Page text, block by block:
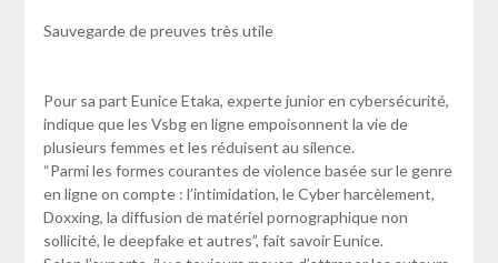
Sauvegarde de preuves très utile
Pour sa part Eunice Etaka, experte junior en cybersécurité,
indique que les Vsbg en ligne empoisonnent la vie de
plusieurs femmes et les réduisent au silence.
“Parmi les formes courantes de violence basée sur le genre
en ligne on compte : l’intimidation, le Cyber harcèlement,
Doxxing, la diffusion de matériel pornographique non
sollicité, le deepfake et autres”, fait savoir Eunice.